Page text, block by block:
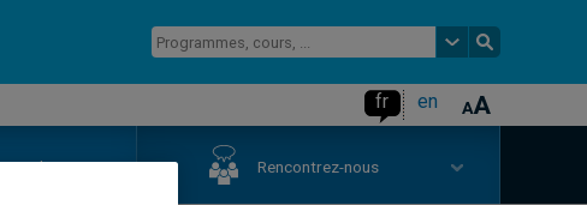
fr en
plus Rencontrez-nous